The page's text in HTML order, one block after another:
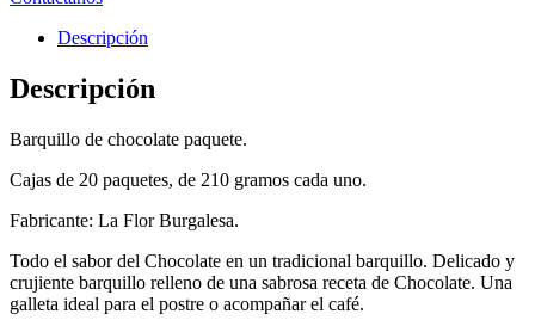
Descripción
Descripción
Barquillo de chocolate paquete.
Cajas de 20 paquetes, de 210 gramos cada uno.
Fabricante: La Flor Burgalesa.
Todo el sabor del Chocolate en un tradicional barquillo. Delicado y
crujiente barquillo relleno de una sabrosa receta de Chocolate. Una
galleta ideal para el postre o acompañar el café.